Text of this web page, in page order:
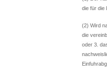
die für die
(2) Wird
die
oder 3.